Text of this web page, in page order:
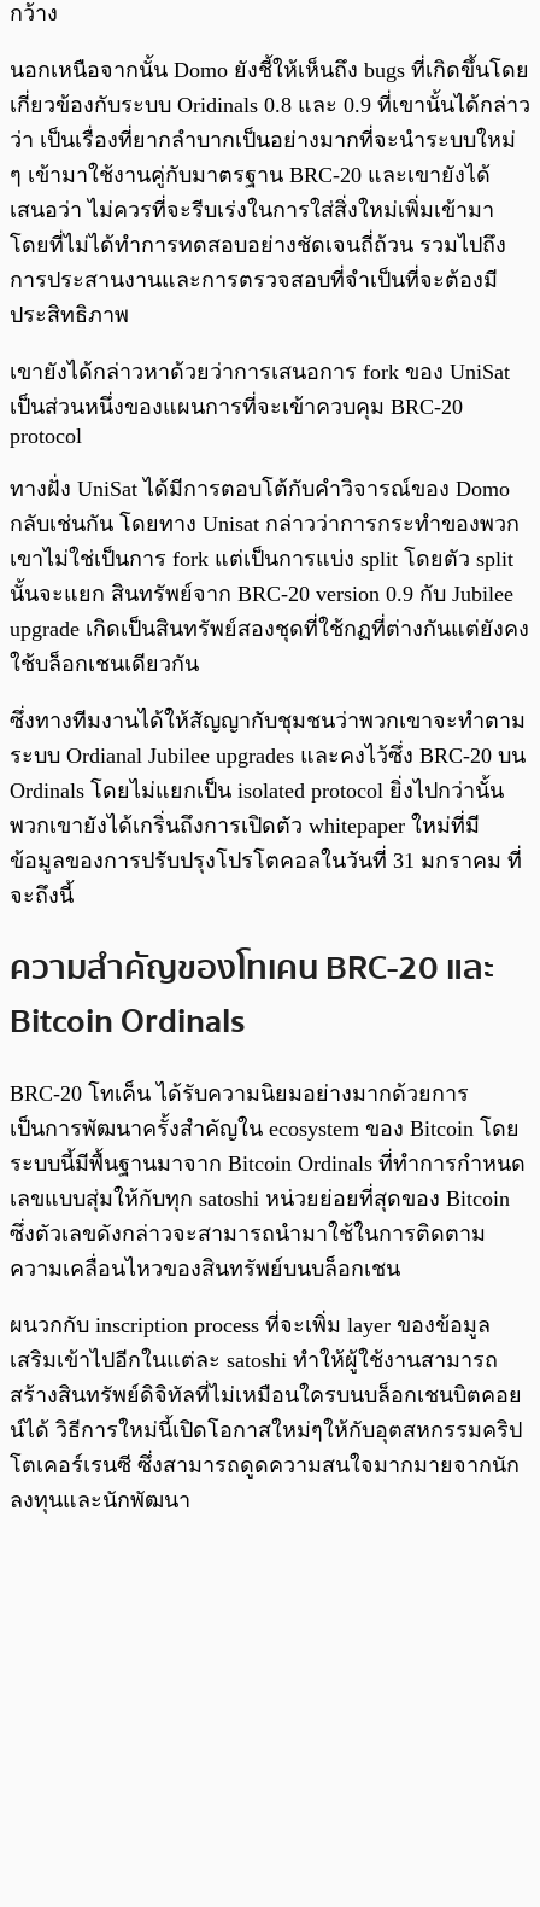
กว้าง
นอกเหนือจากนั้น Domo ยังชี้ให้เห็นถึง bugs ที่เกิดขึ้นโดย
เกี่ยวข้องกับระบบ Oridinals 0.8 และ 0.9 ที่เขานั้นได้กล่าว
ว่า เป็นเรื่องที่ยากลำบากเป็นอย่างมากที่จะนำระบบใหม่
ๆ เข้ามาใช้งานคู่กับมาตรฐาน BRC-20 และเขายังได้
เสนอว่า ไม่ควรที่จะรีบเร่งในการใส่สิ่งใหม่เพิ่มเข้ามา
โดยที่ไม่ได้ทำการทดสอบอย่างชัดเจนถี่ถ้วน รวมไปถึง
การประสานงานและการตรวจสอบที่จำเป็นที่จะต้องมี
ประสิทธิภาพ
เขายังได้กล่าวหาด้วยว่าการเสนอการ fork ของ UniSat
เป็นส่วนหนึ่งของแผนการที่จะเข้าควบคุม BRC-20
protocol
ทางฝั่ง UniSat ได้มีการตอบโต้กับคำวิจารณ์ของ Domo
กลับเช่นกัน โดยทาง Unisat กล่าวว่าการกระทำของพวก
เขาไม่ใช่เป็นการ fork แต่เป็นการแบ่ง split โดยตัว split
นั้นจะแยก สินทรัพย์จาก BRC-20 version 0.9 กับ Jubilee
upgrade เกิดเป็นสินทรัพย์สองชุดที่ใช้กฏที่ต่างกันแต่ยังคง
ใช้บล็อกเชนเดียวกัน
ซึ่งทางทีมงานได้ให้สัญญากับชุมชนว่าพวกเขาจะทำตาม
ระบบ Ordianal Jubilee upgrades และคงไว้ซึ่ง BRC-20 บน
Ordinals โดยไม่แยกเป็น isolated protocol ยิ่งไปกว่านั้น
พวกเขายังได้เกริ่นถึงการเปิดตัว whitepaper ใหม่ที่มี
ข้อมูลของการปรับปรุงโปรโตคอลในวันที่ 31 มกราคม ที่
จะถึงนี้
ความสำคัญของโทเคน BRC-20 และ
Bitcoin Ordinals
BRC-20 โทเค็น ได้รับความนิยมอย่างมากด้วยการ
เป็นการพัฒนาครั้งสำคัญใน ecosystem ของ Bitcoin โดย
ระบบนี้มีพื้นฐานมาจาก Bitcoin Ordinals ที่ทำการกำหนด
เลขแบบสุ่มให้กับทุก satoshi หน่วยย่อยที่สุดของ Bitcoin
ซึ่งตัวเลขดังกล่าวจะสามารถนำมาใช้ในการติดตาม
ความเคลื่อนไหวของสินทรัพย์บนบล็อกเชน
ผนวกกับ inscription process ที่จะเพิ่ม layer ของข้อมูล
เสริมเข้าไปอีกในแต่ละ satoshi ทำให้ผู้ใช้งานสามารถ
สร้างสินทรัพย์ดิจิทัลที่ไม่เหมือนใครบนบล็อกเชนบิตคอย
น์ได้ วิธีการใหม่นี้เปิดโอกาสใหม่ๆให้กับอุตสหกรรมคริป
โตเคอร์เรนซี ซึ่งสามารถดูดความสนใจมากมายจากนัก
ลงทุนและนักพัฒนา